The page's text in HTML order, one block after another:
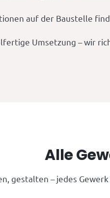
auf der Baustelle
Umsetzung – wir
Alle
gestalten – jedes